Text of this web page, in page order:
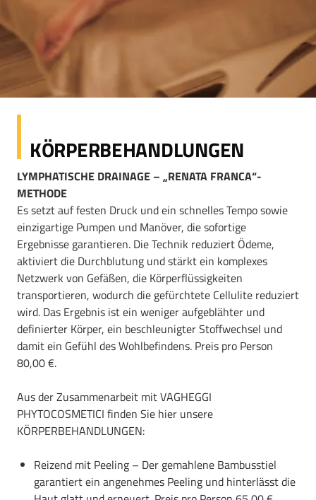
KÖRPERBEHANDLUNGEN
LYMPHATISCHE DRAINAGE – „RENATA FRANCA“-
METHODE
Es setzt auf festen Druck und ein schnelles Tempo sowie
einzigartige Pumpen und Manöver, die sofortige
Ergebnisse garantieren. Die Technik reduziert Ödeme,
aktiviert die Durchblutung und stärkt ein komplexes
Netzwerk von Gefäßen, die Körperflüssigkeiten
transportieren, wodurch die gefürchtete Cellulite reduziert
wird. Das Ergebnis ist ein weniger aufgeblähter und
definierter Körper, ein beschleunigter Stoffwechsel und
damit ein Gefühl des Wohlbefindens. Preis pro Person
80,00 €.
Aus der Zusammenarbeit mit VAGHEGGI
PHYTOCOSMETICI finden Sie hier unsere
KÖRPERBEHANDLUNGEN:
Reizend mit Peeling – Der gemahlene Bambusstiel
garantiert ein angenehmes Peeling und hinterlässt die